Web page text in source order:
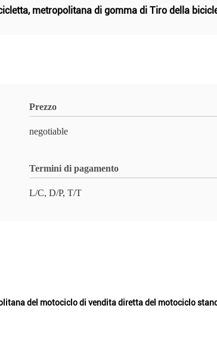
, metropolitana di gomma di Tiro della
Prezzo
negotiable
Termini di pagamento
L/C, D/P, T/T
del motociclo di vendita diretta del motociclo